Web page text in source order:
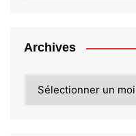
Archives